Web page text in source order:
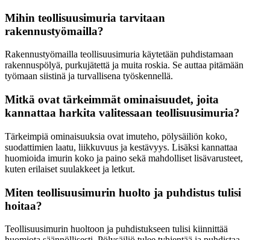
Mihin teollisuusimuria tarvitaan
rakennustyömailla?
Rakennustyömailla teollisuusimuria käytetään puhdistamaan
rakennuspölyä, purkujätettä ja muita roskia. Se auttaa pitämään
työmaan siistinä ja turvallisena työskennellä.
Mitkä ovat tärkeimmät ominaisuudet, joita
kannattaa harkita valitessaan teollisuusimuria?
Tärkeimpiä ominaisuuksia ovat imuteho, pölysäiliön koko,
suodattimien laatu, liikkuvuus ja kestävyys. Lisäksi kannattaa
huomioida imurin koko ja paino sekä mahdolliset lisävarusteet,
kuten erilaiset suulakkeet ja letkut.
Miten teollisuusimurin huolto ja puhdistus tulisi
hoitaa?
Teollisuusimurin huoltoon ja puhdistukseen tulisi kiinnittää